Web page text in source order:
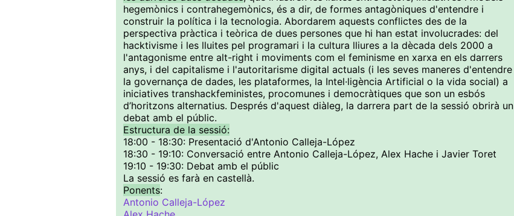
hegemònics i contrahegemònics, és a dir, de formes antagòniques d'entendre i
construir la política i la tecnologia. Abordarem aquests conflictes des de la
perspectiva pràctica i teòrica de dues persones que hi han estat involucrades: del
hacktivisme i les lluites pel programari i la cultura lliures a la dècada dels 2000 a
l'antagonisme entre alt-right i moviments com el feminisme en xarxa en els darrers
anys, i del capitalisme i l'autoritarisme digital actuals (i les seves maneres d'entendre
la governança de dades, les plataformes, la Intel·ligència Artificial o la vida social) a
iniciatives transhackfeministes, procomunes i democràtiques que son un esbós
d’horitzons alternatius. Després d'aquest diàleg, la darrera part de la sessió obrirà un
debat amb el públic.
Estructura de la sessió:
18:00 - 18:30: Presentació d'Antonio Calleja-López
18:30 - 19:10: Conversació entre Antonio Calleja-López, Alex Hache i Javier Toret
19:10 - 19:30: Debat amb el públic
La sessió es farà en castellà.
Ponents:
Antonio Calleja-López